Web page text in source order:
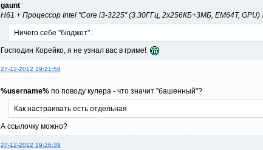
gaunt
Н61 + Процессор Intel "Core i3-3225" (3.30ГГц, 2x256КБ+3МБ, EM64T,
Ничего себе "бюджет" .
Господин Корейко, я не узнал вас в гриме!
27-12-2012 19:21:58
%username% по поводу кулера - что значит "башенный"?
Как настраивать есть отдельная
А ссылочку можно?
27-12-2012 19:26:39